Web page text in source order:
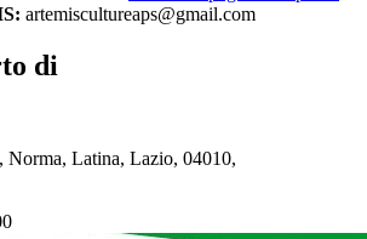
artemiscultureaps@gmail.com
di
Norma, Latina, Lazio, 04010,